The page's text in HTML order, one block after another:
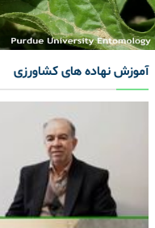
آموزش نهاده های کشاورزی